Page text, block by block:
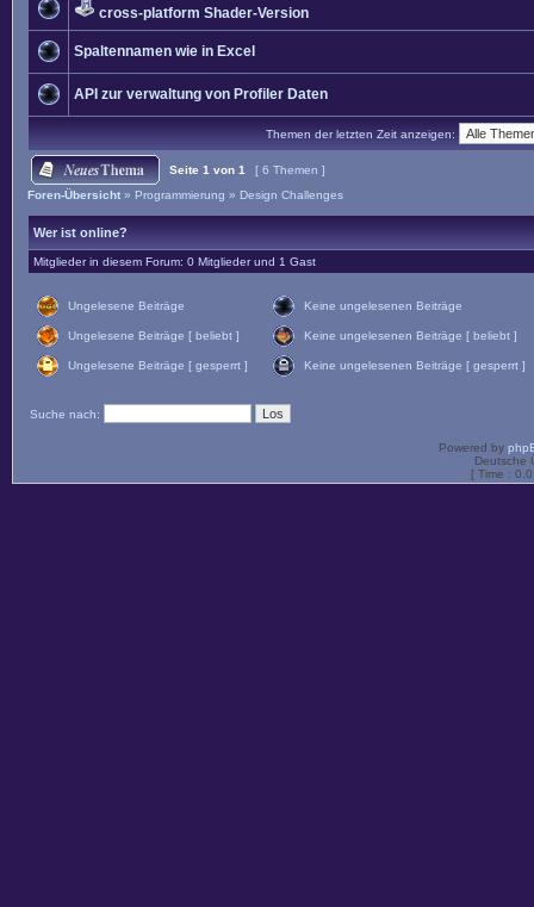
cross-platform Shader-Version
Spaltennamen wie in Excel
API zur verwaltung von Profiler Daten
Themen der letzten Zeit anzeigen:
Seite 1 von 1
[ 6 Themen ]
Foren-Übersicht » Programmierung » Design Challenges
Wer ist online?
Mitglieder in diesem Forum: 0 Mitglieder und 1 Gast
Ungelesene Beiträge Keine ungelesenen Beiträge
Ungelesene Beiträge [ beliebt ] Keine ungelesenen Beiträge [ beliebt ]
Ungelesene Beiträge [ gesperrt ] Keine ungelesenen Beiträge [ gesperrt ]
Suche nach:
Powered by
Deutsche
[ Time :